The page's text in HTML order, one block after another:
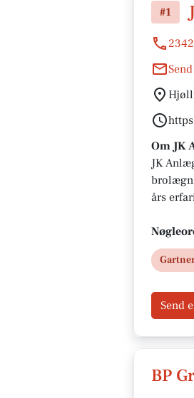
#1
Om JK
JK
års
for en
Send
BP